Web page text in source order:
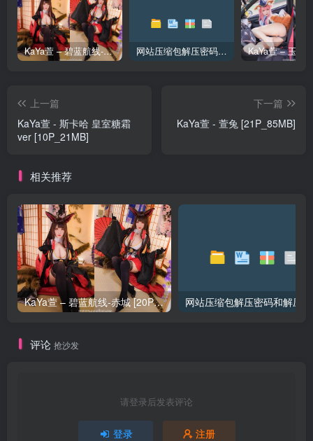
KaYa萱 – 碧蓝航线-赤城 [20P_128MB] 网站压缩包解压密码和解压问题
上一篇
KaYa萱 - 斯卡哈 皇室糖霜
ver [10P_21MB]
下一篇
KaYa萱 - 萱兔 [21P_85MB]
相关推荐
KaYa萱 – 碧蓝航线-赤城 [20P_128MB] 网站压缩包解压密码和解压
评论 抢沙发
请登录后发表评论
登录 注册